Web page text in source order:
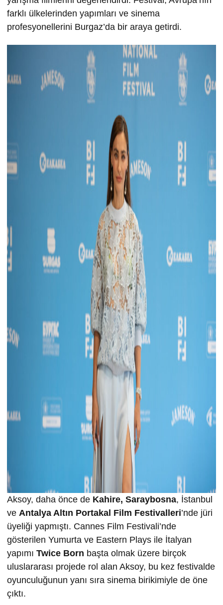
farklı ülkelerinden yapımları ve sinema
profesyonellerini Burgaz’da bir araya getirdi.
Aksoy, daha önce de Kahire, Saraybosna, İstanbul
ve Antalya Altın Portakal Film Festivalleri’nde jüri
üyeliği yapmıştı. Cannes Film Festivali’nde
gösterilen Yumurta ve Eastern Plays ile İtalyan
yapımı Twice Born başta olmak üzere birçok
uluslararası projede rol alan Aksoy, bu kez festivalde
oyunculuğunun yanı sıra sinema birikimiyle de öne
çıktı.